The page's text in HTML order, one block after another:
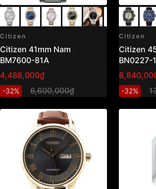
Citizen
Citizen 41mm Nam
BM7600-81A
4,488,000₫
-32% 6,600,000₫
Citizen
Citizen 45.9mm Nam
BN0227-
-32%